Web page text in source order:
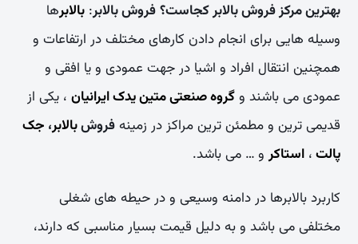
بهترین مرکز فروش بالابر کجاست؟ فروش بالابر:بالابرها
وسیله هایی برای انجام دادن کارهای مختلف در ارتفاعات و
همچنین انتقال افراد و اشیا در جهت عمودی و یا افقی و
عمودی می باشند وگروه صنعتی متین یدک ایرانیان ، یکی از
قدیمی ترین و مطمئن ترین مراکز در زمینهفروشبالابر، جک
پالت،استاکرو … می باشد.
کاربرد بالابرها در دامنه وسیعی و در حیطه های شغلی
مختلفی می باشد و به دلیل قیمت بسیار مناسبی که دارند،